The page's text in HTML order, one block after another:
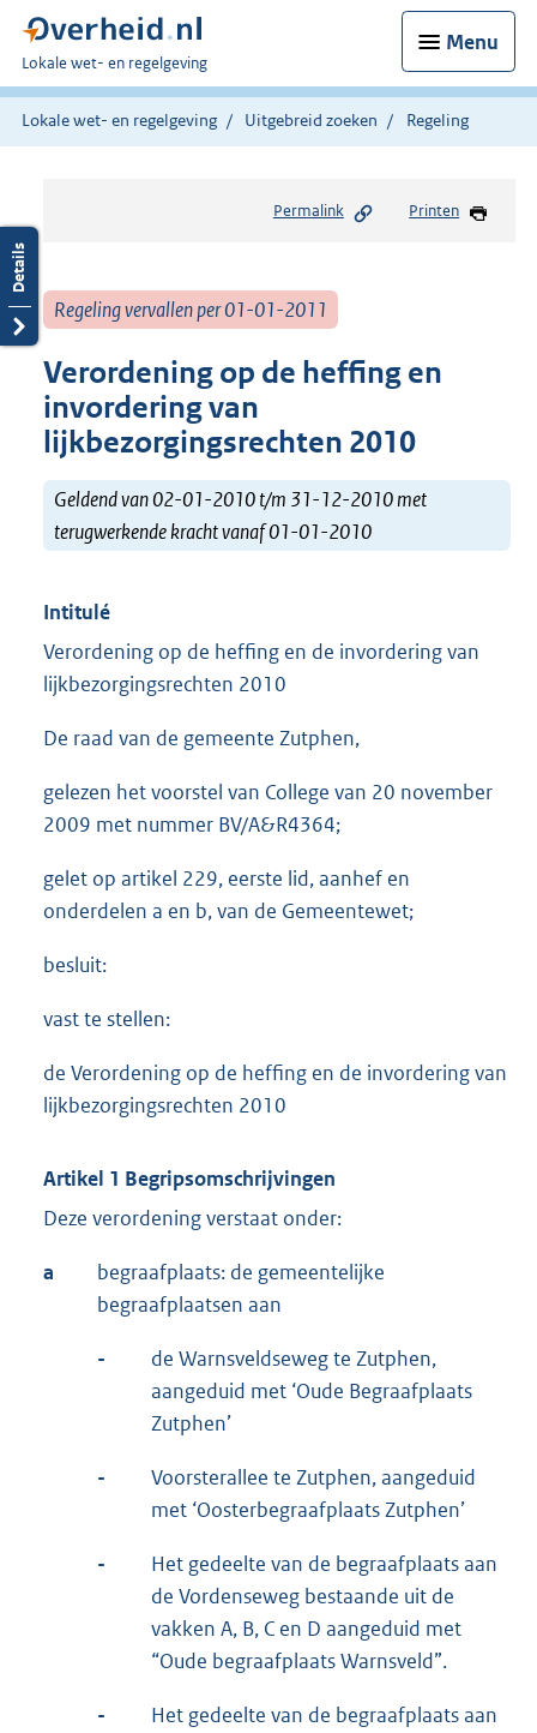
Menu
U
bent
hier:
Lokale wet- en regelgeving
Lokale wet- en regelgeving Uitgebreid zoeken Regeling
Permalink Printen
Regeling vervallen per 01-01-2011
Verordening op de heffing en
invordering van
lijkbezorgingsrechten 2010
Geldend van 02-01-2010 t/m 31-12-2010 met
terugwerkende kracht vanaf 01-01-2010
Intitulé
Verordening op de heffing en de invordering van
lijkbezorgingsrechten 2010
De raad van de gemeente Zutphen,
gelezen het voorstel van College van 20 november
2009 met nummer BV/A&R4364;
gelet op artikel 229, eerste lid, aanhef en
onderdelen a en b, van de Gemeentewet;
besluit:
vast te stellen:
de Verordening op de heffing en de invordering van
lijkbezorgingsrechten 2010
Artikel 1 Begripsomschrijvingen
Deze verordening verstaat onder:
a
begraafplaats: de gemeentelijke
begraafplaatsen aan
-
de Warnsveldseweg te Zutphen,
aangeduid met ‘Oude Begraafplaats
Zutphen’
-
Voorsterallee te Zutphen, aangeduid
met ‘Oosterbegraafplaats Zutphen’
-
Het gedeelte van de begraafplaats aan
de Vordenseweg bestaande uit de
vakken A, B, C en D aangeduid met
“Oude begraafplaats Warnsveld”.
-
Het gedeelte van de begraafplaats aan